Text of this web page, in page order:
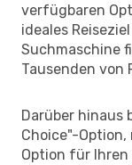
verfügbaren
ideales
Suchmaschine
Tausenden von
Darüber hinaus
Choice"-
Option für Ihren